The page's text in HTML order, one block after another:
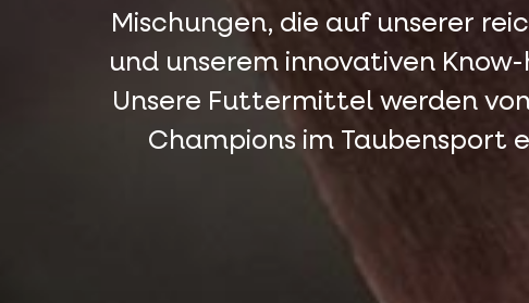
Mischungen, die auf unserer
und unserem innovativen
Unsere Futtermittel werden
Champions im Taubensport